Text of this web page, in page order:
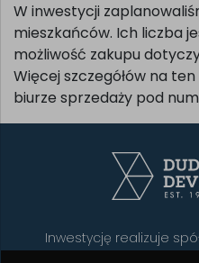
W inwestycji
mieszkańców. Ich liczba
możliwość zakupu
Więcej szczegółów na
biurze sprzedaży pod
Inwestycję realizuje